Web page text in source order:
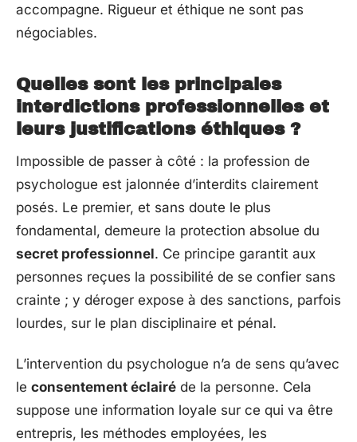
accompagne. Rigueur et éthique ne sont pas
négociables.
Quelles sont les principales
interdictions professionnelles et
leurs justifications éthiques ?
Impossible de passer à côté : la profession de
psychologue est jalonnée d’interdits clairement
posés. Le premier, et sans doute le plus
fondamental, demeure la protection absolue du
secret professionnel. Ce principe garantit aux
personnes reçues la possibilité de se confier sans
crainte ; y déroger expose à des sanctions, parfois
lourdes, sur le plan disciplinaire et pénal.
L’intervention du psychologue n’a de sens qu’avec
le consentement éclairé de la personne. Cela
suppose une information loyale sur ce qui va être
entrepris, les méthodes employées, les